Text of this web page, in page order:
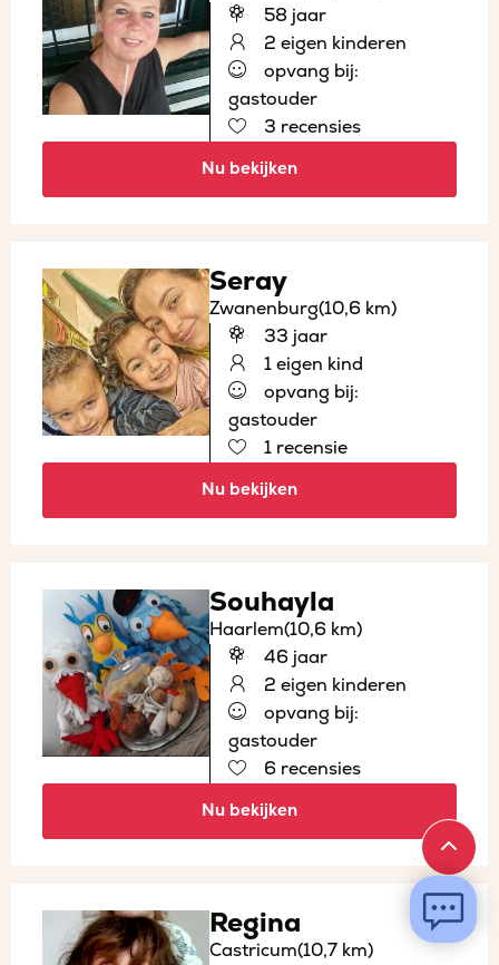
58 jaar
2 eigen kinderen
opvang bij:
gastouder
3 recensies
Nu bekijken
Seray
Zwanenburg(10,6 km)
33 jaar
1 eigen kind
opvang bij:
gastouder
1 recensie
Nu bekijken
Souhayla
Haarlem(10,6 km)
46 jaar
2 eigen kinderen
opvang bij:
gastouder
6 recensies
Nu bekijken
Regina
Castricum(10,7 km)